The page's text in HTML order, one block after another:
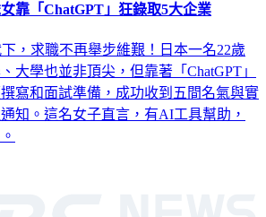
靠「ChatGPT」狂錄取5大企業
，求職不再舉步維艱！日本一名22歲
大學也並非頂尖，但靠著「ChatGPT」
寫和面試準備，成功收到五間名氣與實
知。這名女子直言，有AI工具幫助，